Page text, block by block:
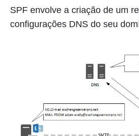
SPF envolve a criação de um
configurações DNS do seu